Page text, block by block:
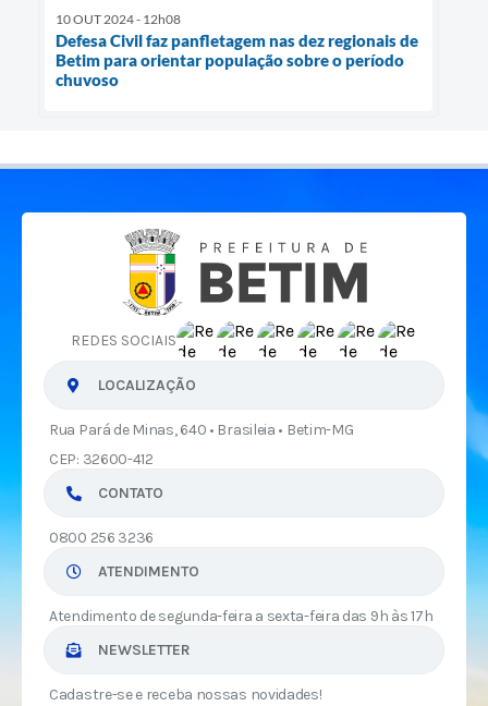
10 OUT 2024 - 12h08
Defesa Civil faz panfletagem nas dez regionais de
Betim para orientar população sobre o período
chuvoso
REDES SOCIAIS
LOCALIZAÇÃO
Rua Pará de Minas, 640 • Brasileia • Betim-MG
CEP: 32600-412
CONTATO
0800 256 3236
ATENDIMENTO
Atendimento de segunda-feira a sexta-feira das 9h às 17h
NEWSLETTER
Cadastre-se e receba nossas novidades!